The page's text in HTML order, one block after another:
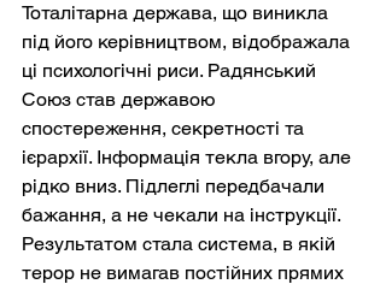
Тоталітарна держава, що виникла
під його керівництвом, відображала
ці психологічні риси. Радянський
Союз став державою
спостереження, секретності та
ієрархії. Інформація текла вгору, але
рідко вниз. Підлеглі передбачали
бажання, а не чекали на інструкції.
Результатом стала система, в якій
терор не вимагав постійних прямих